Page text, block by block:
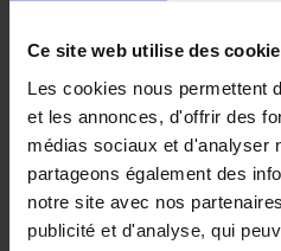
Ce site web utilise des
Les cookies nous permettent
et les annonces, d'offrir des
médias sociaux et d'analyser
partageons également des
notre site avec nos
publicité et d'analyse, qui
Digital
Clo Willaerts
Couverture
€35,